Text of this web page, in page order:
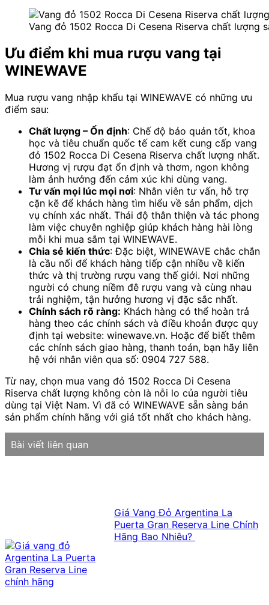
Vang đỏ 1502 Rocca Di Cesena Riserva chất lượng
Ưu điểm khi mua rượu vang tại
WINEWAVE
Mua rượu vang nhập khẩu tại WINEWAVE có những ưu
điểm sau:
Chất lượng – Ổn định: Chế độ bảo quản tốt, khoa
học và tiêu chuẩn quốc tế cam kết cung cấp vang
đỏ 1502 Rocca Di Cesena Riserva chất lượng nhất.
Hương vị rượu đạt ổn định và thơm, ngon không
làm ảnh hưởng đến cảm xúc khi dùng vang.
Tư vấn mọi lúc mọi nơi: Nhân viên tư vấn, hỗ trợ
cặn kẽ để khách hàng tìm hiểu về sản phẩm, dịch
vụ chính xác nhất. Thái độ thân thiện và tác phong
làm việc chuyên nghiệp giúp khách hàng hài lòng
mỗi khi mua sắm tại WINEWAVE.
Chia sẻ kiến thức: Đặc biệt, WINEWAVE chắc chắn
là cầu nối để khách hàng tiếp cận nhiều về kiến
thức và thị trường rượu vang thế giới. Nơi những
người có chung niềm đê rượu vang và cùng nhau
trải nghiệm, tận hưởng hương vị đặc sắc nhất.
Chính sách rõ ràng: Khách hàng có thể hoàn trả
hàng theo các chính sách và điều khoản được quy
định tại website: winewave.vn. Hoặc để biết thêm
các chính sách giao hàng, thanh toán, bạn hãy liên
hệ với nhân viên qua số: 0904 727 588.
Từ nay, chọn mua vang đỏ 1502 Rocca Di Cesena
Riserva chất lượng không còn là nỗi lo của người tiêu
dùng tại Việt Nam. Vì đã có WINEWAVE sẵn sàng bán
sản phẩm chính hãng với giá tốt nhất cho khách hàng.
Bài viết liên quan
Giá Vang Đỏ Argentina La
Puerta Gran Reserva Line Chính
Hãng Bao Nhiêu?